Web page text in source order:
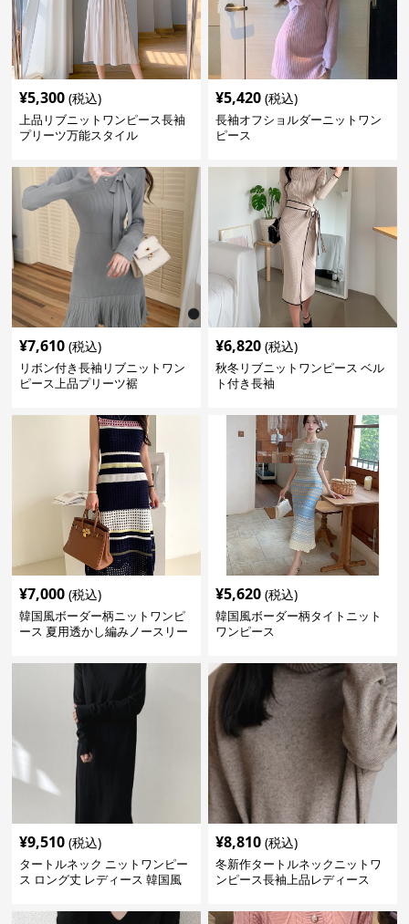
¥5,300 (税込)
上品リブニットワンピース長袖
プリーツ万能スタイル
¥5,420 (税込)
長袖オフショルダーニットワン
ピース
¥7,610 (税込)
リボン付き長袖リブニットワン
ピース上品プリーツ裾
¥6,820 (税込)
秋冬リブニットワンピース ベル
ト付き長袖
¥7,000 (税込)
韓国風ボーダー柄ニットワンピ
ース 夏用透かし編みノースリー
¥5,620 (税込)
韓国風ボーダー柄タイトニット
ワンピース
¥9,510 (税込)
タートルネック ニットワンピー
ス ロング丈 レディース 韓国風
¥8,810 (税込)
冬新作タートルネックニットワ
ンピース長袖上品レディース